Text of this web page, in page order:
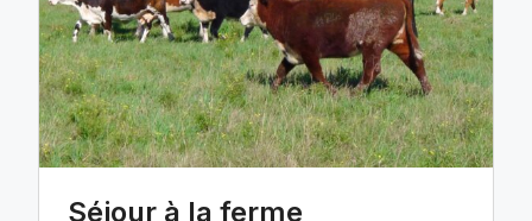
Séjour à la ferme